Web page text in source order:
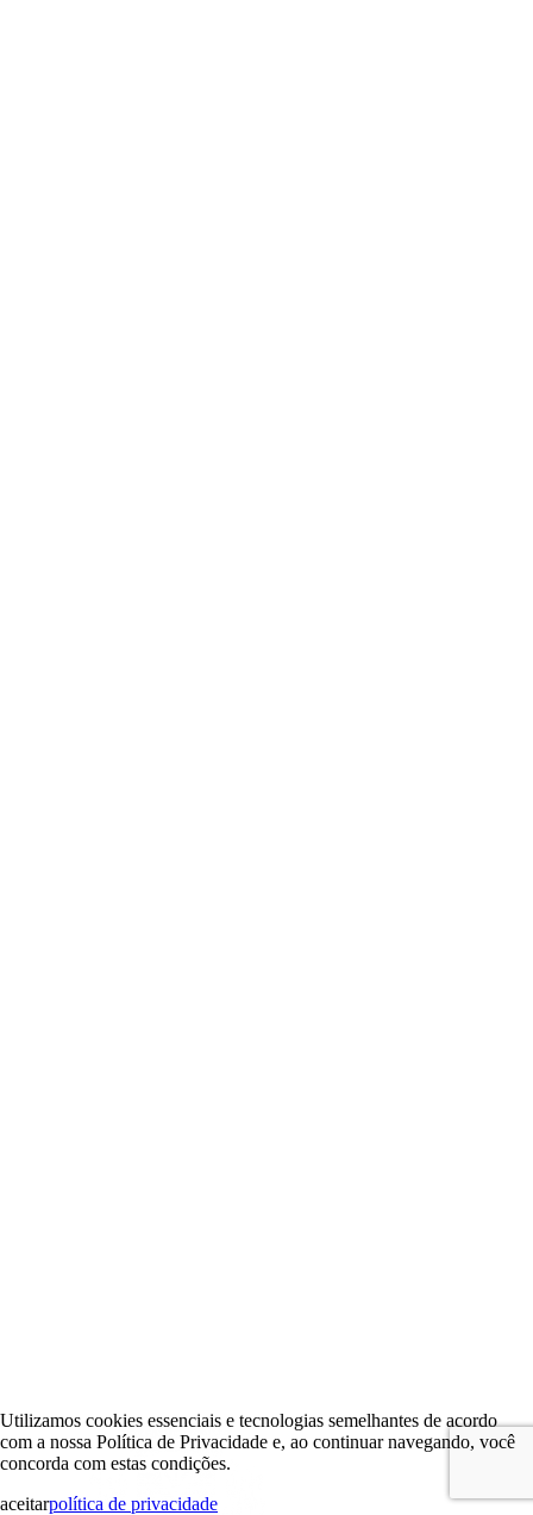
Utilizamos cookies essenciais e tecnologias semelhantes de acordo
com a nossa Política de Privacidade e, ao continuar navegando, você
concorda com estas condições.
aceitarpolítica de privacidade